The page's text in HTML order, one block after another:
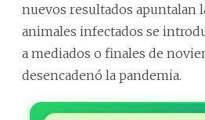
nuevos resultados apuntalan
animales infectados se
a mediados o finales de
desencadenó la pandemia.